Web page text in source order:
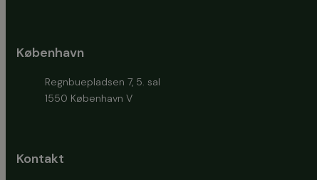
København
Regnbuepladsen 7, 5. sal
1550 København V
Kontakt